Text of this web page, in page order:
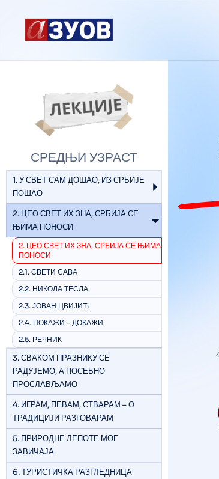
СРЕДЊИ УЗРАСТ
1. У СВЕТ САМ ДОШАО, ИЗ СРБИЈЕ
ПОШАО
2. ЦЕО СВЕТ ИХ ЗНА, СРБИЈА СЕ
ЊИМА ПОНОСИ
2. ЦЕО СВЕТ ИХ ЗНА, СРБИЈА СЕ ЊИМА
ПОНОСИ
2.1. СВЕТИ САВА
2.2. НИКОЛА ТЕСЛА
2.3. ЈОВАН ЦВИЈИЋ
2.4. ПОКАЖИ – ДОКАЖИ
2.5. РЕЧНИК
3. СВАКОМ ПРАЗНИКУ СЕ
РАДУЈЕМО, А ПОСЕБНО
ПРОСЛАВЉАМО
4. ИГРАМ, ПЕВАМ, СТВАРАМ – О
ТРАДИЦИЈИ РАЗГОВАРАМ
5. ПРИРОДНЕ ЛЕПОТЕ МОГ
ЗАВИЧАЈА
6. ТУРИСТИЧКА РАЗГЛЕДНИЦА